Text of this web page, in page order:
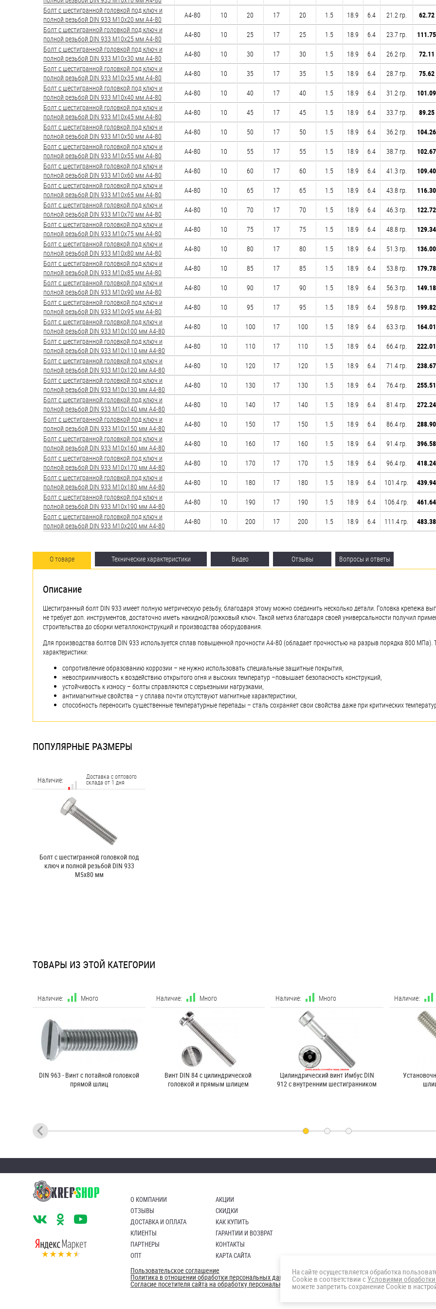
Пробки
Саморезы и шурупы
Стопорные кольца
Такелаж
Хомуты
Шайбы
Шпильки
Шплинты
Штифты и пальцы
Болт с шестигранной головкой под ключ и
полной резьбой DIN 933 М10х20 мм А4-80
А4-80 10 20 17 20 1.5 18.9 6.4 21.2 гр.
62.72
Болт с шестигранной головкой под ключ и
полной резьбой DIN 933 М10х25 мм А4-80
А4-80 10 25 17 25 1.5 18.9 6.4 23.7 гр.
Болт с шестигранной головкой под ключ и
полной резьбой DIN 933 М10х30 мм А4-80
А4-80 10 30 17 30 1.5 18.9 6.4 26.2 гр.
72.11
Болт с шестигранной головкой под ключ и
полной резьбой DIN 933 М10х35 мм А4-80
А4-80 10 35 17 35 1.5 18.9 6.4 28.7 гр.
75.62
Болт с шестигранной головкой под ключ и
полной резьбой DIN 933 М10х40 мм А4-80
А4-80 10 40 17 40 1.5 18.9 6.4 31.2 гр.
Болт с шестигранной головкой под ключ и
полной резьбой DIN 933 М10х45 мм А4-80
А4-80 10 45 17 45 1.5 18.9 6.4 33.7 гр.
89.25
Болт с шестигранной головкой под ключ и
полной резьбой DIN 933 М10х50 мм А4-80
А4-80 10 50 17 50 1.5 18.9 6.4 36.2 гр.
Болт с шестигранной головкой под ключ и
полной резьбой DIN 933 М10х55 мм А4-80
А4-80 10 55 17 55 1.5 18.9 6.4 38.7 гр.
Болт с шестигранной головкой под ключ и
полной резьбой DIN 933 М10х60 мм А4-80
А4-80 10 60 17 60 1.5 18.9 6.4 41.3 гр.
Болт с шестигранной головкой под ключ и
полной резьбой DIN 933 М10х65 мм А4-80
А4-80 10 65 17 65 1.5 18.9 6.4 43.8 гр.
Болт с шестигранной головкой под ключ и
полной резьбой DIN 933 М10х70 мм А4-80
А4-80 10 70 17 70 1.5 18.9 6.4 46.3 гр.
Болт с шестигранной головкой под ключ и
полной резьбой DIN 933 М10х75 мм А4-80
А4-80 10 75 17 75 1.5 18.9 6.4 48.8 гр.
Болт с шестигранной головкой под ключ и
полной резьбой DIN 933 М10х80 мм А4-80
А4-80 10 80 17 80 1.5 18.9 6.4 51.3 гр.
Болт с шестигранной головкой под ключ и
полной резьбой DIN 933 М10х85 мм А4-80
А4-80 10 85 17 85 1.5 18.9 6.4 53.8 гр.
Болт с шестигранной головкой под ключ и
полной резьбой DIN 933 М10х90 мм А4-80
А4-80 10 90 17 90 1.5 18.9 6.4 56.3 гр.
Болт с шестигранной головкой под ключ и
полной резьбой DIN 933 М10х95 мм А4-80
А4-80 10 95 17 95 1.5 18.9 6.4 59.8 гр.
Болт с шестигранной головкой под ключ и
полной резьбой DIN 933 М10х100 мм А4-80
А4-80 10 100 17 100 1.5 18.9 6.4 63.3 гр.
Болт с шестигранной головкой под ключ и
полной резьбой DIN 933 М10х110 мм А4-80
А4-80 10 110 17 110 1.5 18.9 6.4 66.4 гр.
Болт с шестигранной головкой под ключ и
полной резьбой DIN 933 М10х120 мм А4-80
А4-80 10 120 17 120 1.5 18.9 6.4 71.4 гр.
Болт с шестигранной головкой под ключ и
полной резьбой DIN 933 М10х130 мм А4-80
А4-80 10 130 17 130 1.5 18.9 6.4 76.4 гр.
Болт с шестигранной головкой под ключ и
полной резьбой DIN 933 М10х140 мм А4-80
А4-80 10 140 17 140 1.5 18.9 6.4 81.4 гр.
Болт с шестигранной головкой под ключ и
полной резьбой DIN 933 М10х150 мм А4-80
А4-80 10 150 17 150 1.5 18.9 6.4 86.4 гр.
Болт с шестигранной головкой под ключ и
полной резьбой DIN 933 М10х160 мм А4-80
А4-80 10 160 17 160 1.5 18.9 6.4 91.4 гр.
Болт с шестигранной головкой под ключ и
полной резьбой DIN 933 М10х170 мм А4-80
А4-80 10 170 17 170 1.5 18.9 6.4 96.4 гр.
Болт с шестигранной головкой под ключ и
полной резьбой DIN 933 М10х180 мм А4-80
А4-80 10 180 17 180 1.5 18.9 6.4 101.4 гр.
Болт с шестигранной головкой под ключ и
полной резьбой DIN 933 М10х190 мм А4-80
А4-80 10 190 17 190 1.5 18.9 6.4 106.4 гр.
Болт с шестигранной головкой под ключ и
полной резьбой DIN 933 М10х200 мм А4-80
А4-80 10 200 17 200 1.5 18.9 6.4 111.4 гр.
О товаре Технические характеристики Видео Отзывы Вопросы и ответы
Описание
Шестигранный болт DIN 933 имеет полную метрическую резьбу, благодаря этому можно соединить несколько детали. Головка крепежа
не требует доп. инструментов, достаточно иметь накидной/рожковый ключ. Такой метиз благодаря своей универсальности получил
строительства до сборки металлоконструкций и производства оборудования.
Для производства болтов DIN 933 используется сплав повышенной прочности А4-80 (обладает прочностью на разрыв порядка 800 МПа).
характеристики:
сопротивление образованию коррозии – не нужно использовать специальные защитные покрытия,
невосприимчивость к воздействию открытого огня и высоких температур –повышает безопасность конструкций,
устойчивость к износу – болты справляются с серьезными нагрузками,
антимагнитные свойства – у сплава почти отсутствуют магнитные характеристики,
способность переносить существенные температурные перепады – сталь сохраняет свои свойства даже при критических
ПОПУЛЯРНЫЕ РАЗМЕРЫ
Наличие: Доставка с оптового
склада от 1 дня
Болт с шестигранной головкой под
ключ и полной резьбой DIN 933
М5х80 мм
ТОВАРЫ ИЗ ЭТОЙ КАТЕГОРИИ
Наличие: Много
DIN 963 - Винт с потайной головкой
прямой шлиц
Наличие: Много
Винт DIN 84 с цилиндрической
головкой и прямым шлицем
Наличие: Много
Цилиндрический винт Имбус DIN
912 с внутренним шестигранником
Наличие:
Винт с полукруглой головкой DIN
7985 TORX
Винт с полукруглой головкой DIN
7985 Z
Винт с цилиндрической головкой
DIN 85
DIN 916 - Винт установочный с
О КОМПАНИИ
ОТЗЫВЫ
ДОСТАВКА И ОПЛАТА
КЛИЕНТЫ
ПАРТНЕРЫ
ОПТ
АКЦИИ
СКИДКИ
КАК КУПИТЬ
ГАРАНТИИ И ВОЗВРАТ
КОНТАКТЫ
КАРТА САЙТА
Пользовательское соглашение
Политика в отношении обработки персональных данных
Согласие посетителя сайта на обработку персональных данны
На сайте осуществляется обработка
Cookie в соответствии с Условиями
можете запретить сохранение Cookie в